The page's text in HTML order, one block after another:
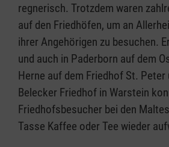
regnerisch. Trotzdem waren
auf den Friedhöfen, um an
ihrer Angehörigen zu besuchen.
und auch in Paderborn auf dem
Herne auf dem Friedhof St. Peter
Belecker Friedhof in Warstein
Friedhofsbesucher bei den
Tasse Kaffee oder Tee wieder